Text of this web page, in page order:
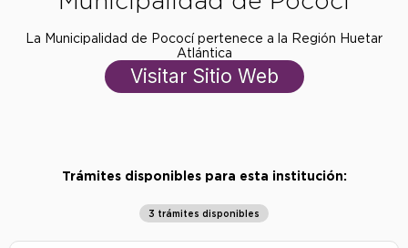
La Municipalidad de Pococí pertenece a la Región Huetar
Atlántica
Visitar Sitio Web
Trámites disponibles para esta institución:
3 trámites disponibles